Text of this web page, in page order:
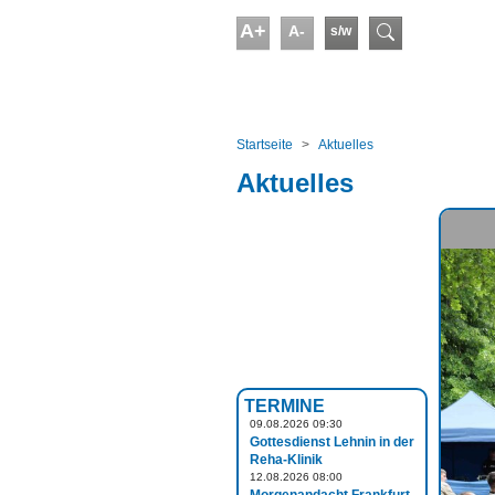
A+ A- s/w
Startseite
Aktuelles
Aktuelles
TERMINE
09.08.2026 09:30
Gottesdienst Lehnin in der
Reha-Klinik
12.08.2026 08:00